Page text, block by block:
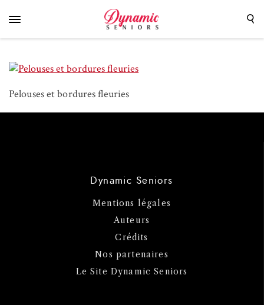
Pelouses et bordures fleuries
Dynamic Seniors
Mentions légales
Auteurs
Crédits
Nos partenaires
Le Site Dynamic Seniors